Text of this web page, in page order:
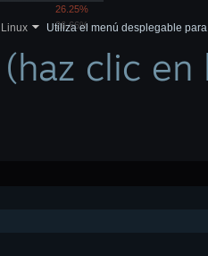
26.25%
26.66%
Utiliza el menú desplegable
(haz clic en